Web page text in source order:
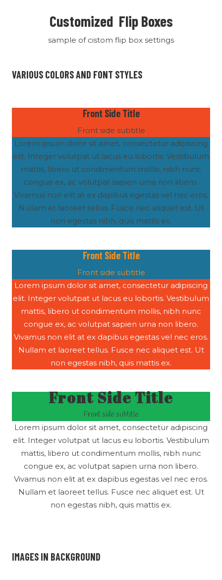
Customized Flip Boxes
sample of cistom flip box settings
VARIOUS COLORS AND FONT STYLES
Front Side Title
Front side subtitle
Lorem ipsum dolor sit amet, consectetur adipiscing
elit. Integer volutpat ut lacus eu lobortis. Vestibulum
mattis, libero ut condimentum mollis, nibh nunc
congue ex, ac volutpat sapien urna non libero.
Vivamus non elit at ex dapibus egestas vel nec eros.
Nullam et laoreet tellus. Fusce nec aliquet est. Ut
non egestas nibh, quis mattis ex.
Front Side Title
Front side subtitle
Lorem ipsum dolor sit amet, consectetur adipiscing
elit. Integer volutpat ut lacus eu lobortis. Vestibulum
mattis, libero ut condimentum mollis, nibh nunc
congue ex, ac volutpat sapien urna non libero.
Vivamus non elit at ex dapibus egestas vel nec eros.
Nullam et laoreet tellus. Fusce nec aliquet est. Ut
non egestas nibh, quis mattis ex.
Front Side Title
Front side subtitle
Lorem ipsum dolor sit amet, consectetur adipiscing
elit. Integer volutpat ut lacus eu lobortis. Vestibulum
mattis, libero ut condimentum mollis, nibh nunc
congue ex, ac volutpat sapien urna non libero.
Vivamus non elit at ex dapibus egestas vel nec eros.
Nullam et laoreet tellus. Fusce nec aliquet est. Ut
non egestas nibh, quis mattis ex.
IMAGES IN BACKGROUND